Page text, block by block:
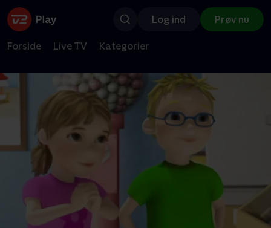
Log ind Prøv nu
Forside Live TV Kategorier